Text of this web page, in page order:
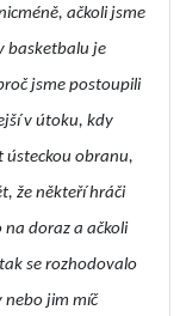
ačkoli jsme
basketbalu je
jsme postoupili
v útoku, kdy
ústeckou obranu,
že někteří hráči
na doraz a ačkoli
se rozhodovalo
nebo jim míč